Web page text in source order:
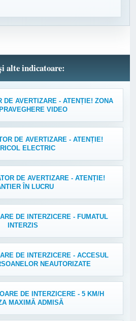
alte indicatoare:
DE AVERTIZARE - ATENȚIE! ZONA
VIDEO
DE AVERTIZARE - ATENȚIE!
ELECTRIC
DE AVERTIZARE - ATENȚIE!
ÎN LUCRU
DE INTERZICERE - FUMATUL
INTERZIS
DE INTERZICERE - ACCESUL
NEAUTORIZATE
DE INTERZICERE - 5 KM/H
MAXIMĂ ADMISĂ